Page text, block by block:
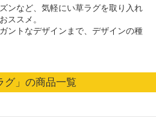
ンなど、気軽にい草ラグを取り入れ
ススメ。
ントなデザインまで、デザインの種
グ」の商品一覧